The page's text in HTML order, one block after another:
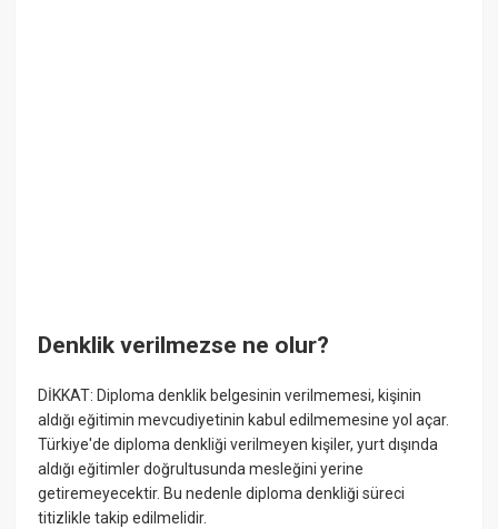
Denklik verilmezse ne olur?
DİKKAT: Diploma denklik belgesinin verilmemesi, kişinin
aldığı eğitimin mevcudiyetinin kabul edilmemesine yol açar.
Türkiye'de diploma denkliği verilmeyen kişiler, yurt dışında
aldığı eğitimler doğrultusunda mesleğini yerine
getiremeyecektir. Bu nedenle diploma denkliği süreci
titizlikle takip edilmelidir.